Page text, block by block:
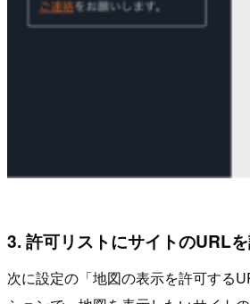
3. 許可リストにサイトのURL
次に設定の「地図の表示を許可する